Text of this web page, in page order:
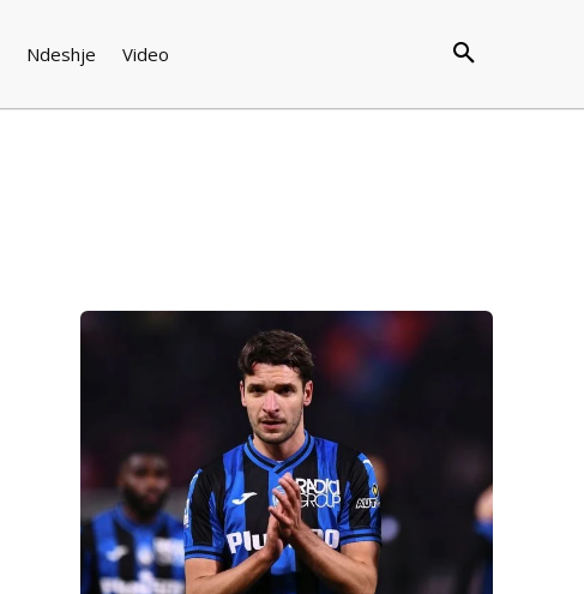
Ndeshje Video